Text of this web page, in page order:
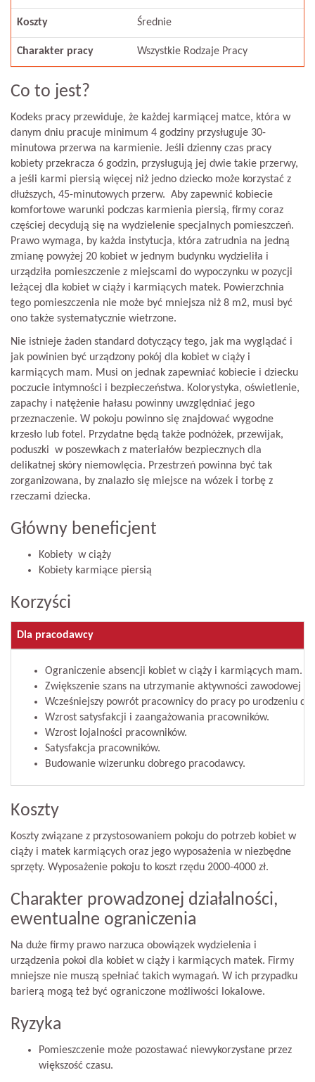
Koszty Średnie
Charakter pracy Wszystkie Rodzaje Pracy
Co to jest?
Kodeks pracy przewiduje, że każdej karmiącej matce, która w
danym dniu pracuje minimum 4 godziny przysługuje 30-
minutowa przerwa na karmienie. Jeśli dzienny czas pracy
kobiety przekracza 6 godzin, przysługują jej dwie takie przerwy,
a jeśli karmi piersią więcej niż jedno dziecko może korzystać z
dłuższych, 45-minutowych przerw. Aby zapewnić kobiecie
komfortowe warunki podczas karmienia piersią, firmy coraz
częściej decydują się na wydzielenie specjalnych pomieszczeń.
Prawo wymaga, by każda instytucja, która zatrudnia na jedną
zmianę powyżej 20 kobiet w jednym budynku wydzieliła i
urządziła pomieszczenie z miejscami do wypoczynku w pozycji
leżącej dla kobiet w ciąży i karmiących matek. Powierzchnia
tego pomieszczenia nie może być mniejsza niż 8 m2, musi być
ono także systematycznie wietrzone.
Nie istnieje żaden standard dotyczący tego, jak ma wyglądać i
jak powinien być urządzony pokój dla kobiet w ciąży i
karmiących mam. Musi on jednak zapewniać kobiecie i dziecku
poczucie intymności i bezpieczeństwa. Kolorystyka, oświetlenie,
zapachy i natężenie hałasu powinny uwzględniać jego
przeznaczenie. W pokoju powinno się znajdować wygodne
krzesło lub fotel. Przydatne będą także podnóżek, przewijak,
poduszki w poszewkach z materiałów bezpiecznych dla
delikatnej skóry niemowlęcia. Przestrzeń powinna być tak
zorganizowana, by znalazło się miejsce na wózek i torbę z
rzeczami dziecka.
Główny beneficjent
Kobiety w ciąży
Kobiety karmiące piersią
Korzyści
Dla pracodawcy
Ograniczenie absencji kobiet w ciąży i karmiących mam.
Zwiększenie szans na utrzymanie aktywności zawodowej
Wcześniejszy powrót pracownicy do pracy po urodzeniu
Wzrost satysfakcji i zaangażowania pracowników.
Wzrost lojalności pracowników.
Satysfakcja pracowników.
Budowanie wizerunku dobrego pracodawcy.
Koszty
Koszty związane z przystosowaniem pokoju do potrzeb kobiet w
ciąży i matek karmiących oraz jego wyposażenia w niezbędne
sprzęty. Wyposażenie pokoju to koszt rzędu 2000-4000 zł.
Charakter prowadzonej działalności,
ewentualne ograniczenia
Na duże firmy prawo narzuca obowiązek wydzielenia i
urządzenia pokoi dla kobiet w ciąży i karmiących matek. Firmy
mniejsze nie muszą spełniać takich wymagań. W ich przypadku
barierą mogą też być ograniczone możliwości lokalowe.
Ryzyka
Pomieszczenie może pozostawać niewykorzystane przez
większość czasu.